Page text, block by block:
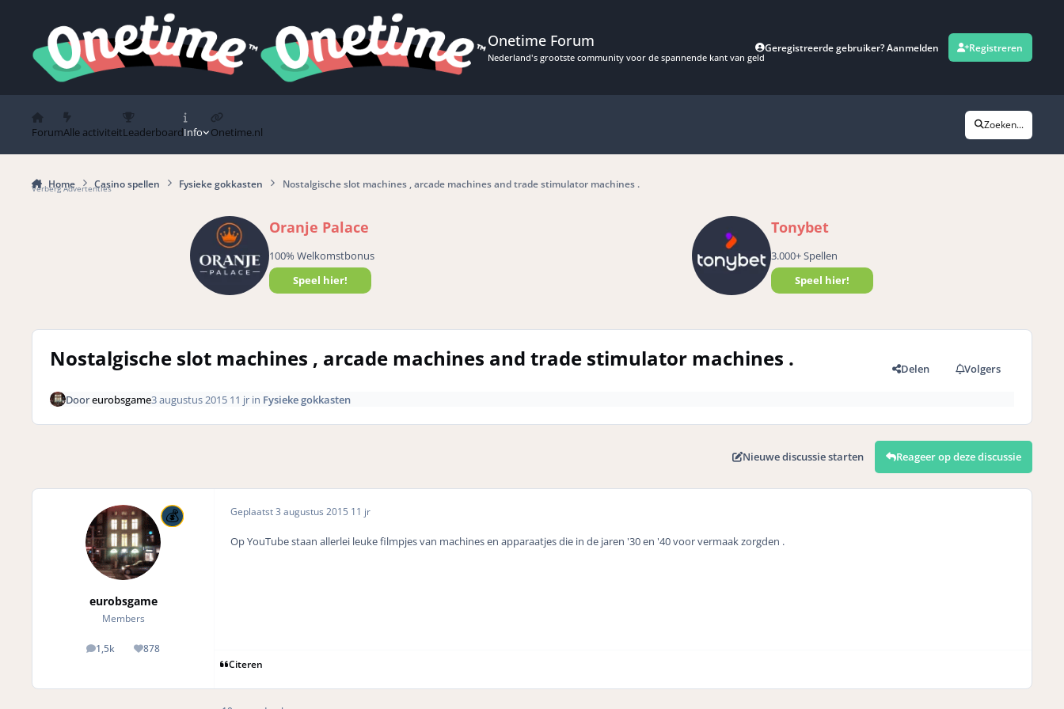
Onetime Forum
Nederland's grootste community voor de spannende kant van geld
Geregistreerde gebruiker? Aanmelden Registreren
ForumAlle activiteitLeaderboardInfo Onetime.nl
Zoeken...
Home Casino spellen Fysieke gokkasten Nostalgische slot machines , arcade machines and trade stimulator machines .
Verberg Advertenties
Oranje Palace
100% Welkomstbonus
Speel hier!
Tonybet
3.000+ Spellen
Speel hier!
Nostalgische slot machines , arcade machines and trade stimulator machines . Delen Volgers
Dooreurobsgame3 augustus 2015 11 jrin Fysieke gokkasten
Nieuwe discussie starten Reageer op deze discussie
eurobsgame
Members
1,5k
posts 878
Reputation
Geplaatst3 augustus 2015 11 jr
Op YouTube staan allerlei leuke filmpjes van machines en apparaatjes die in de jaren '30 en '40 voor vermaak zorgden .
Citeren